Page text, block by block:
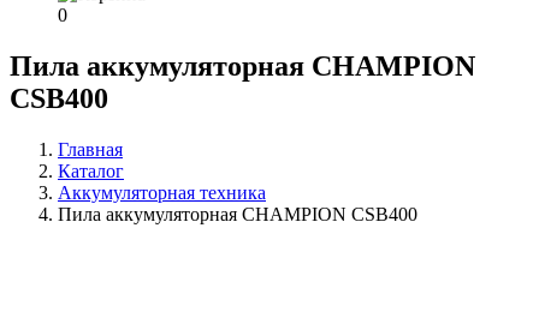
0
Пила аккумуляторная CHAMPION
CSB400
Главная
Каталог
Аккумуляторная техника
Пила аккумуляторная CHAMPION CSB400